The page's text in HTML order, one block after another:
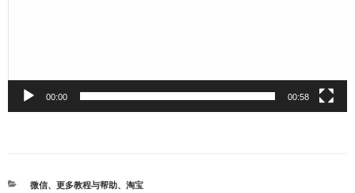
00:00 00:58
分
微信、 更多教程与帮助、 淘宝